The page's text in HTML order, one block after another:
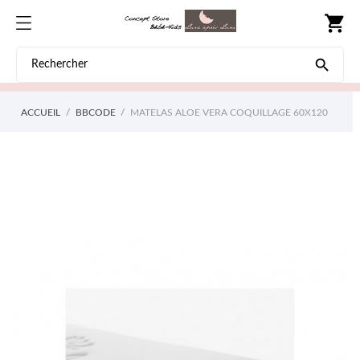
shopping_cart

ACCUEIL BBCODE MATELAS ALOE VERA COQUILLAGE 60X120